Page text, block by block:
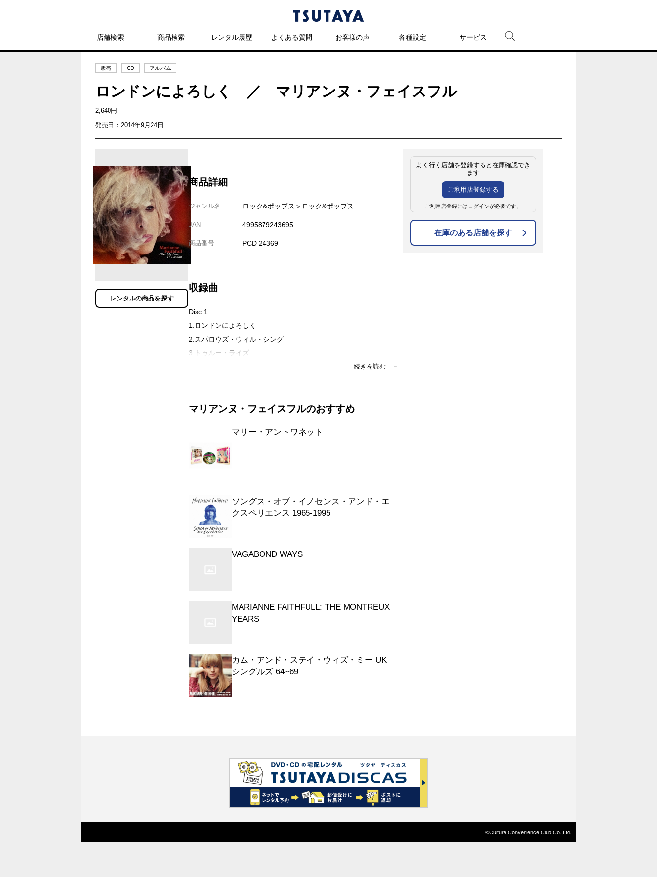
店舗検索 商品検索 レンタル履歴 よくある質問 お客様の声 各種設定 サービス
TSUTAYAプレミアムNEXT
販売 CD アルバム
ロンドンによろしく ／ マリアンヌ・フェイスフル
2,640円
発売日：2014年9月24日
レンタルの商品を探す
商品詳細
ジャンル名 ロック&ポップス＞ロック&ポップス
JAN 4995879243695
商品番号 PCD 24369
収録曲
Disc.1
1.ロンドンによろしく
2.スパロウズ・ウィル・シング
3.トゥルー・ライズ
7.フォーリング・バック
9.マザー・ウルフ
10.ゴーイング・ホーム
11.あなたなしでも暮らせるわ
マリアンヌ・フェイスフルのおすすめ
マリー・アントワネット
ソングス・オブ・イノセンス・アンド・エ
クスペリエンス 1965-1995
VAGABOND WAYS
MARIANNE FAITHFULL: THE MONTREUX
YEARS
カム・アンド・ステイ・ウィズ・ミー UK
シングルズ 64~69
よく行く店舗を登録すると在庫確認でき
ます
ご利用店登録する
ご利用店登録にはログインが必要です。
在庫のある店舗を探す
©Culture Convenience Club Co.,Ltd.